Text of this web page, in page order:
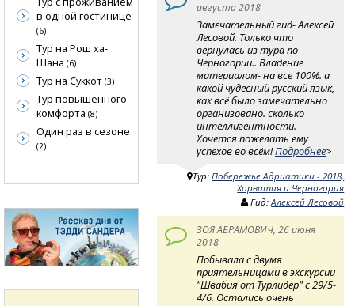
августа 2018
Замечательный гид- Алексей
Лесовой. Только что
вернулась из тура по
Черногории.. Владение
материалом- на все 100%. а
какой чудесный русский язык,
как всё было замечательно
организовано. сколько
интеллигентности.
Хочется пожелать ему
успехов во всём!Подробнее>
Тур:Побережье Адриатики - 2018,
Хорватия и Черногория
Гид:Алексей Лесовой
ЗОЯ АБРАМОВИЧ, 26 июня
2018
Побывала с двумя
приятельницами в экскурсии
"Швабия от Турлидер" с 29/5-
4/6. Остались очень
в одной гостинице
(6)
Тур на Рош ха-
Шана (6)
Тур на Суккот (3)
Тур повышенного
комфорта (8)
Один раз в сезоне
(2)